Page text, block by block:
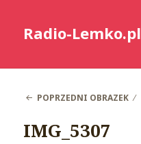
Radio-Lemko.pl
POPRZEDNI OBRAZEK
IMG_5307